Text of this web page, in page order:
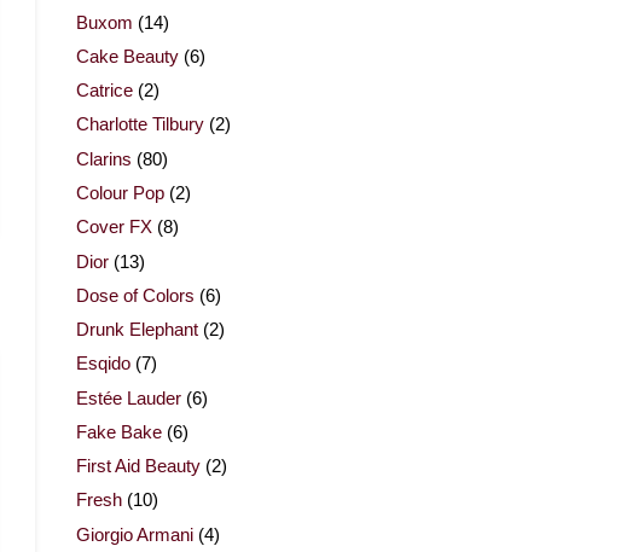
Buxom (14)
Cake Beauty (6)
Catrice (2)
Charlotte Tilbury (2)
Clarins (80)
Colour Pop (2)
Cover FX (8)
Dior (13)
Dose of Colors (6)
Drunk Elephant (2)
Esqido (7)
Estée Lauder (6)
Fake Bake (6)
First Aid Beauty (2)
Fresh (10)
Giorgio Armani (4)